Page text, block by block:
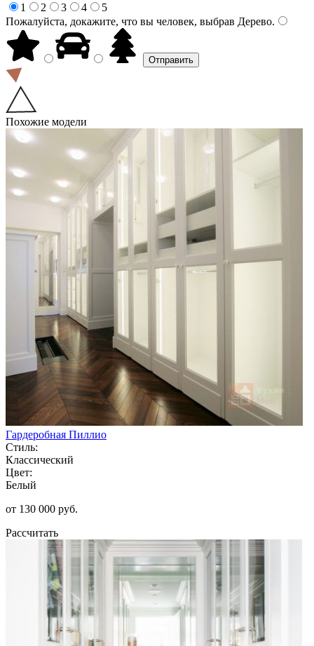
1
2 3 4
5
Пожалуйста, докажите, что вы человек, выбрав Дерево.
Похожие модели
Гардеробная Пиллио
Стиль:
Классический
Цвет:
Белый
от 130 000 руб.
Рассчитать